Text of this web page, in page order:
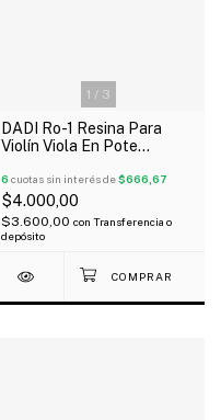
1 / 3
DADI Ro-1 Resina Para
Violín Viola En Pote
6 cuotas sin interés de$666,67
$4.000,00
$3.600,00 con Transferencia o
depósito